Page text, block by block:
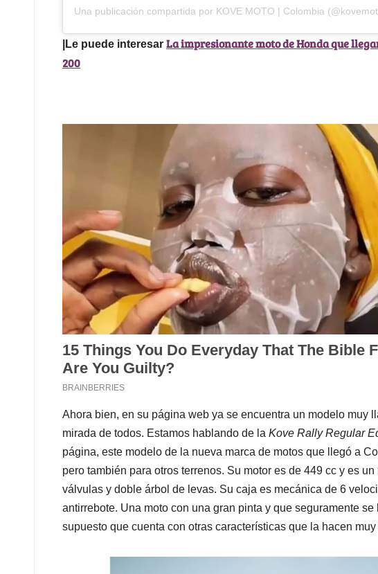
Una publicación compartida por KOVE MOTO | Colombia
|Le puede interesar La impresionante moto de Honda que
200
Ahora bien, en su página web ya se encuentra un modelo muy
mirada de todos. Estamos hablando de la Kove Rally Regular
página, este modelo de la nueva marca de motos que llegó a
pero también para otros terrenos. Su motor es de 449 cc y es
válvulas y doble árbol de levas. Su caja es mecánica de 6
antirrebote. Una moto con una gran pinta y que seguramente
supuesto que cuenta con otras características que la hacen